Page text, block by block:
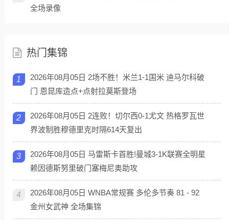
全场录像
热门集锦
1
2026年08月05日 2场不胜！米兰1-1国米 迪马尔科破
门 恩昆库造点+点射拉莫斯登场
2
2026年08月05日 2连败！切尔西0-1尤文 热格罗瓦世
界波制胜穆德里克时隔614天复出
3
2026年08月05日 马雷斯卡首胜!曼城3-1K联赛全明星
赖因德斯努里破门塞梅尼奥助攻
4
2026年08月05日 WNBA常规赛 多伦多节奏 81 - 92
金州女武神 全场集锦